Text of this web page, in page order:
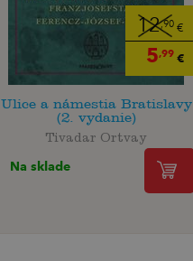
12,90€
5,99€
Ulice a námestia Bratislavy
(2. vydanie)
Tivadar Ortvay
Na sklade